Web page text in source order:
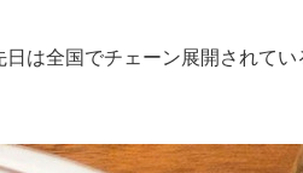
は全国でチェーン展開されて